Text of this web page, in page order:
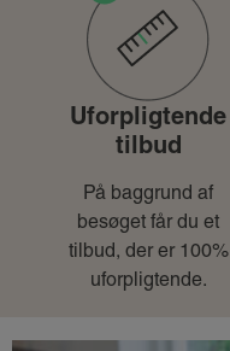
Uforpligtende
tilbud
På baggrund af
besøget får du et
tilbud, der er 100%
uforpligtende.